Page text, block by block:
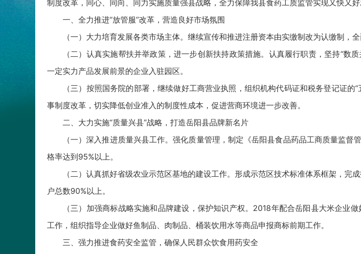
制度改革，同心、同向、同力实施质量强县战略，全力保障我县食药工质监管实现又快又
一、全力推进“放管服”改革，营造良好市场氛围
（一）大力培育发展各类市场主体。继续宣传和推进注册资本由实缴制改为认缴制，
（二）认真实施帮扶并举政策，进一步创新扶持政策措施。认真履行职责，坚持“
一定实力产品发展前景的企业入驻园区。
（三）按照国务院的部署，继续做好工商营业执照，组织机构代码证和税务登记证
事制度改革，切实降低创业准入的制度性成本，促进营商环境进一步改善。
二、大力实施“质量兴县”战略，打造岳阳县品牌新名片
（一）深入推进质量兴县工作。强化质量管理，制定《岳阳县食品药品工商质量监
格率达到95%以上。
（二）认真抓好省级农业示范区基地的建设工作。形成示范区技术标准体系框架，
户总数90%以上。
（三）加强商标战略实施和品牌建设，保护知识产权。2018年配合岳阳县大米企业
工作，组织指导企业做好鱼制品、肉制品、桶装饮用水等商品申报商标前期工作。
三、强力推进食药安全监管，确保人民群众饮食用药安全